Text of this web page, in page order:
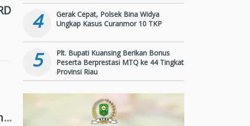
4
Gerak Cepat, Polsek Bina Widya
Ungkap Kasus Curanmor 10 TKP
5
Plt. Bupati Kuansing Berikan Bonus
Peserta Berprestasi MTQ ke 44 Tingkat
Provinsi Riau